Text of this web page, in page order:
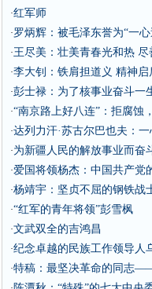
·红军师
·罗炳辉：被毛泽东誉为“一
·王尽美：壮美青春光和热
·李大钊：铁肩担道义 精神启
·彭士禄：为了核事业奋斗一
·“南京路上好八连”：拒腐蚀
·达列力汗·苏古尔巴也夫：
·为新疆人民的解放事业而奋
·爱国将领杨杰：中国共产党
·杨靖宇：坚贞不屈的钢铁战
·“红军的青年将领”彭雪枫
·文武双全的吉鸿昌
·纪念卓越的民族工作领导人
·特稿：最坚决革命的同志